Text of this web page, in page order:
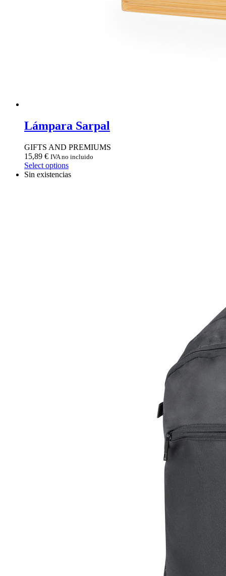
Lámpara Sarpal
GIFTS AND PREMIUMS
15,89 € IVA no incluido
Select options
Sin existencias